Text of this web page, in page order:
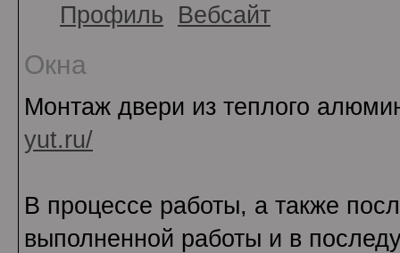
Профиль
Вебсайт
Окна
Монтаж двери из теплого
yut.ru/
В процессе работы, а также
выполненной работы и в